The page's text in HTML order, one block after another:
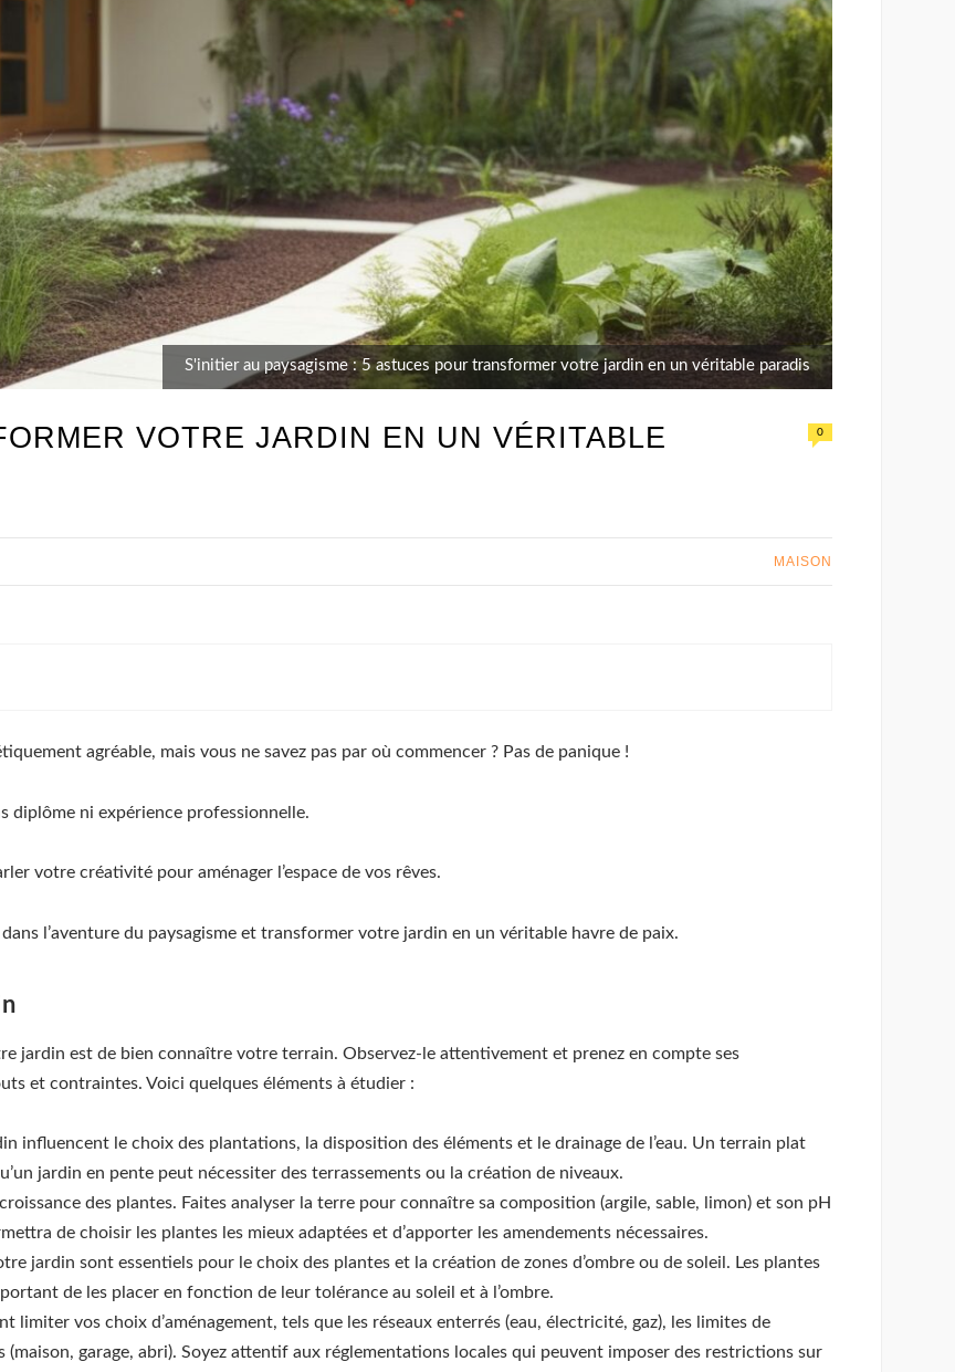
S'initier au paysagisme : 5 astuces pour transformer votre jardin en un véritable paradis
VOTRE JARDIN EN UN VÉRITABLE
0
MAISON
agréable, mais vous ne savez pas par où commencer ? Pas de panique !
diplôme ni expérience professionnelle.
votre créativité pour aménager l’espace de vos rêves.
l’aventure du paysagisme et transformer votre jardin en un véritable havre de paix.
jardin est de bien connaître votre terrain. Observez-le attentivement et prenez en compte ses
et contraintes. Voici quelques éléments à étudier :
influencent le choix des plantations, la disposition des éléments et le drainage de l’eau. Un terrain plat
jardin en pente peut nécessiter des terrassements ou la création de niveaux.
des plantes. Faites analyser la terre pour connaître sa composition (argile, sable, limon) et son pH
de choisir les plantes les mieux adaptées et d’apporter les amendements nécessaires.
jardin sont essentiels pour le choix des plantes et la création de zones d’ombre ou de soleil. Les plantes
de les placer en fonction de leur tolérance au soleil et à l’ombre.
limiter vos choix d’aménagement, tels que les réseaux enterrés (eau, électricité, gaz), les limites de
garage, abri). Soyez attentif aux réglementations locales qui peuvent imposer des restrictions sur